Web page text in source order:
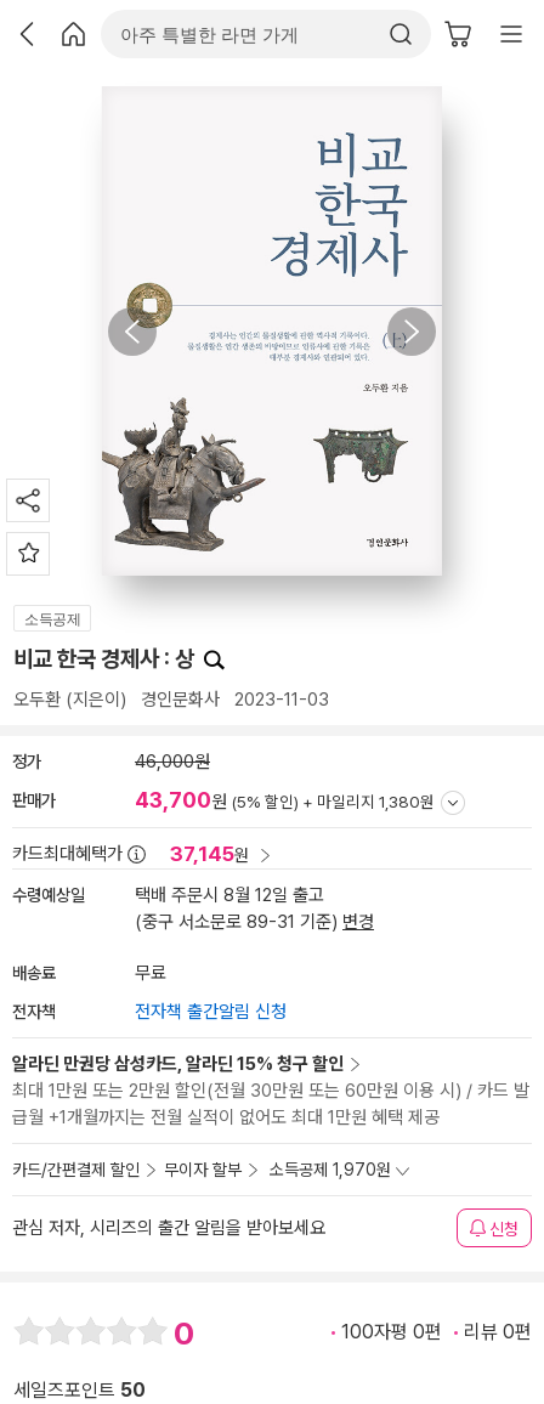
소득공제
비교 한국 경제사 : 상
오두환 (지은이) 경인문화사 2023-11-03
정가 46,000원
판매가 43,700원 (5% 할인) + 마일리지 1,380원
카드최대혜택가 37,145원
수령예상일
택배 주문시 8월 12일 출고
(중구 서소문로 89-31 기준) 변경
배송료 무료
전자책 전자책 출간알림 신청
알라딘 만권당 삼성카드, 알라딘 15% 청구 할인
최대 1만원 또는 2만원 할인(전월 30만원 또는 60만원 이용 시) / 카드 발
급월 +1개월까지는 전월 실적이 없어도 최대 1만원 혜택 제공
카드/간편결제 할인 무이자 할부 소득공제 1,970원
관심 저자, 시리즈의 출간 알림을 받아보세요 신청
0 100자평 0편 리뷰 0편
세일즈포인트 50